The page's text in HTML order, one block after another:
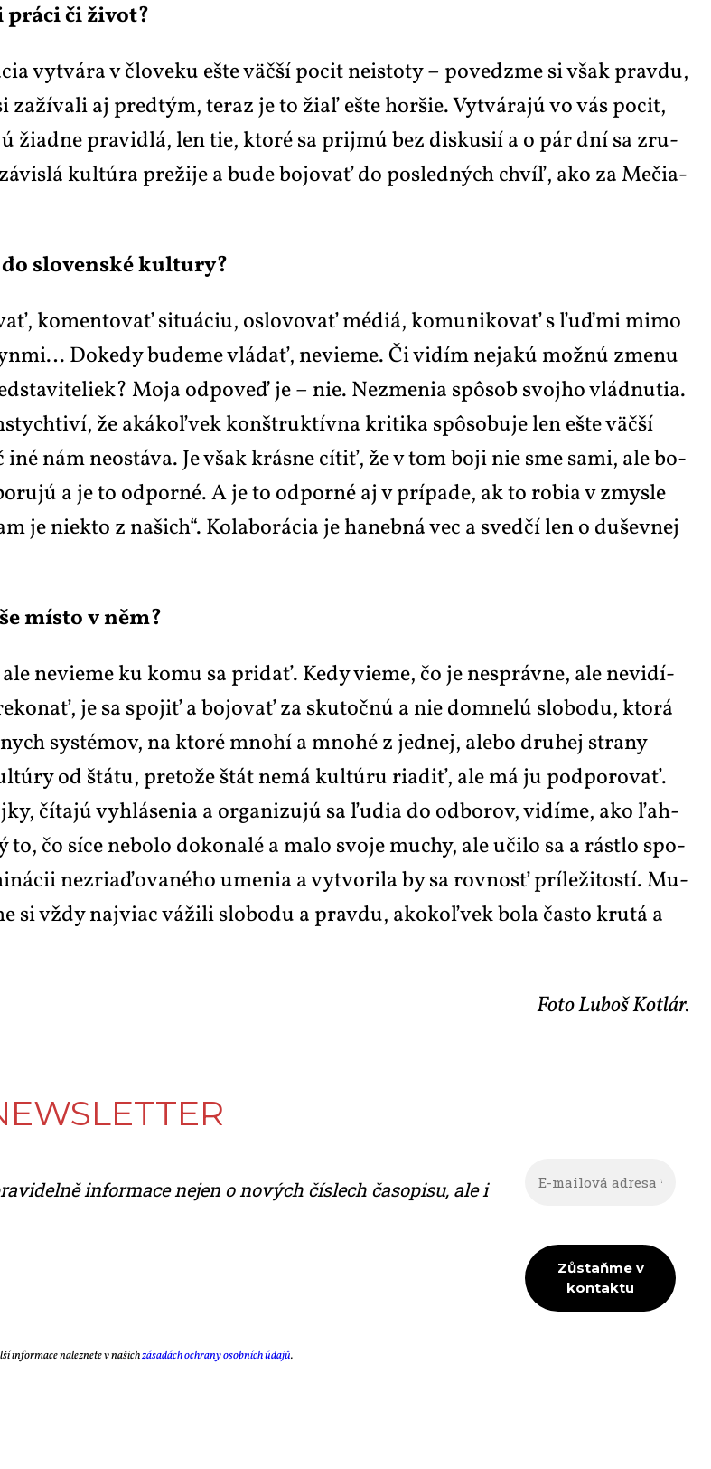
či ži­vot?
vy­tvá­ra v člo­ve­ku eš­te väč­ší po­cit ne­is­to­ty – po­vedz­me si však prav­du,
za­ží­va­li aj pred­tým, te­raz je to ži­aľ eš­te hor­šie. Vy­tvá­rajú vo vás po­cit,
ži­a­d­ne pra­vi­dlá, len tie, kto­ré sa pri­jmú bez dis­ku­sií a o pár dní sa zru­
kul­t­ú­ra pre­ži­je a bu­de bo­jo­vať do po­sled­ných chvíľ, ako za Me­či­a­
slo­ven­ské kul­tu­ry?
ko­men­to­vať si­tu­á­ciu, oslo­vo­vať mé­diá, ko­mu­ni­ko­vať s ľuď­mi mi­mo
Do­ke­dy bu­de­me vlá­dať, ne­vi­e­me. Či vi­dím nejakú mož­nú zme­nu
Mo­ja od­po­veď je – nie. Ne­zme­nia spô­sob svoj­ho vlád­nu­tia.
že aká­koľ­vek kon­štruk­tív­na kri­ti­ka spô­so­bu­je len eš­te väč­ší
nám ne­ostá­va. Je však krás­ne cí­tiť, že v tom bo­ji nie sme sa­mi, ale bo­
a je to od­por­né. A je to od­por­né aj v prí­pa­de, ak to ro­bia v zmys­le
je niek­to z na­šich“. Ko­la­bo­rá­cia je ha­neb­ná vec a sved­čí len o du­šev­nej
mís­to v něm?
ne­vi­e­me ku ko­mu sa pri­dať. Ke­dy vi­e­me, čo je ne­správ­ne, ale ne­vi­dí­
je sa spo­jiť a bo­jo­vať za sku­toč­nú a nie do­mnelú slo­bo­du, kto­rá
sys­té­mov, na kto­ré mno­hí a mno­hé z jed­nej, ale­bo dru­hej stra­ny
od štá­tu, pre­to­že štát ne­má kul­t­ú­ru ri­a­diť, ale má ju pod­po­ro­vať.
čí­tajú vy­hlá­se­nia a or­ga­ni­zujú sa ľu­dia do od­bo­rov, vi­dí­me, ako ľah­
čo sí­ce ne­bo­lo do­ko­na­lé a ma­lo svo­je mu­chy, ale uči­lo sa a rást­lo spo­
ne­zri­a­ďo­va­né­ho ume­nia a vy­tvo­ri­la by sa rov­nosť prí­le­ži­tos­tí. Mu­
si vždy naj­vi­ac vá­ži­li slo­bo­du a prav­du, ako­koľ­vek bo­la čas­to kru­tá a
Fo­to Lu­boš Kotlár.
in­for­ma­ce nejen o no­vých čís­lech ča­so­pi­su, ale i
in­for­ma­ce na­lez­ne­te v na­šichzá­sa­dách ochra­ny osob­ních úda­jů.